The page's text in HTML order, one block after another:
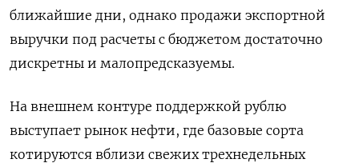
ближайшие дни, однако продажи экспортной
выручки под расчеты с бюджетом достаточно
дискретны и малопредсказуемы.
На внешнем контуре поддержкой рублю
выступает рынок нефти, где базовые сорта
котируются вблизи свежих трехнедельных